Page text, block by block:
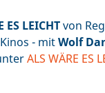
ES LEICHTvon
- mitWolf
ALS WÄRE ES